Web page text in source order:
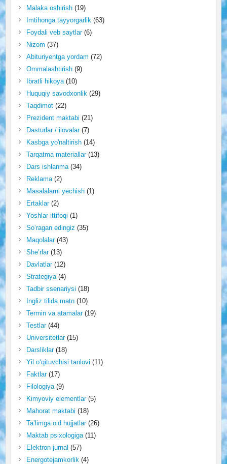
Malaka oshirish(19)
Imtihonga tayyorgarlik(63)
Foydali veb saytlar(6)
Nizom (37)
Abituriyentga yordam (72)
Ommalashtirish(9)
Ibratli hikoya(10)
Huquqiy savodxonlik(29)
Taqdimot(22)
Prezident maktabi (21)
Dasturlar / ilovalar(7)
Kasbga yo'naltirish(14)
Tarqatma materiallar(13)
Dars ishlanma(34)
Reklama(2)
Masalalarni yechish(1)
Ertaklar(2)
Yoshlar ittifoqi (1)
So‘ragan edingiz (35)
Maqolalar(43)
She’rlar(13)
Davlatlar(12)
Strategiya(4)
Tadbir ssenariysi (18)
Ingliz tilida matn(10)
Termin va atamalar(19)
Testlar(44)
Universitetlar(15)
Darsliklar(18)
Yil o‘qituvchisi tanlovi (11)
Faktlar(17)
Filologiya(9)
Kimyoviy elementlar(5)
Mahorat maktabi (18)
Ta’limga oid hujjatlar(26)
Maktab psixologiga(11)
Elektron jurnal (57)
Energotejamkorlik(4)